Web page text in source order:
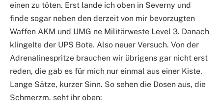
einen zu töten. Erst lande ich oben in Severny und
finde sogar neben den derzeit von mir bevorzugten
Waffen AKM und UMG ne Militärweste Level 3. Danach
klingelte der UPS Bote. Also neuer Versuch. Von der
Adrenalinespritze brauchen wir übrigens gar nicht erst
reden, die gab es für mich nur einmal aus einer Kiste.
Lange Sätze, kurzer Sinn. So sehen die Dosen aus, die
Schmerzm. seht ihr oben: